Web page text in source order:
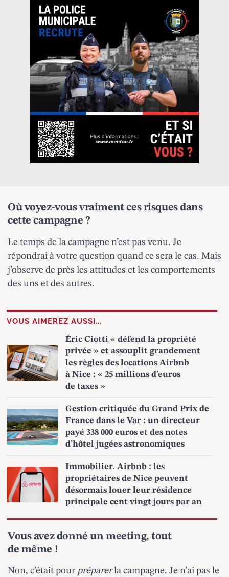
Où voyez-vous vraiment ces risques dans
cette campagne ?
Le temps de la campagne n’est pas venu. Je
répondrai à votre question quand ce sera le cas. Mais
j’observe de près les attitudes et les comportements
des uns et des autres.
VOUS AIMEREZ AUSSI...
Éric Ciotti « défend la propriété
privée » et assouplit grandement
les règles des locations Airbnb
à Nice : « 25 millions d’euros
de taxes »
Gestion critiquée du Grand Prix de
France dans le Var : un directeur
payé 338 000 euros et des notes
d’hôtel jugées astronomiques
Immobilier. Airbnb : les
propriétaires de Nice peuvent
désormais louer leur résidence
principale cent vingt jours par an
Vous avez donné un meeting, tout
de même !
Non, c’était pour préparerla campagne. Je n’ai pas le